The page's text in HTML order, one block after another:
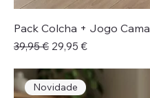
Pack Colcha + Jogo Cama
Preço normal
39,95 € Preço promocional
29,95 €
Novidade